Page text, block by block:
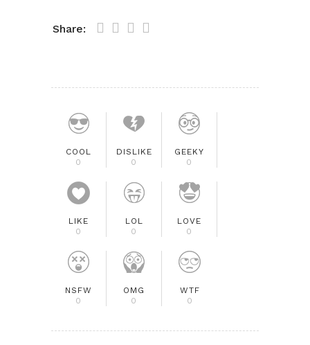
Share:
COOL
0
DISLIKE
0
GEEKY
0
LIKE
0
LOL
0
LOVE
0
NSFW
0
OMG
0
WTF
0